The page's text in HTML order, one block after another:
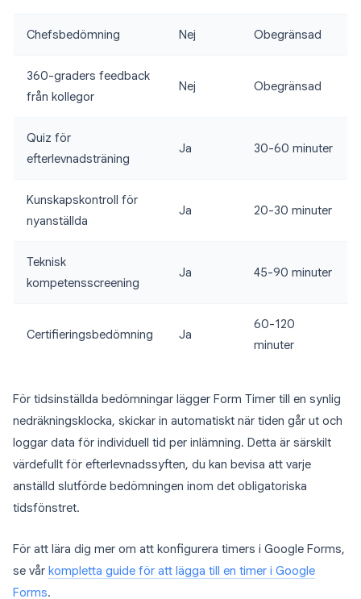
Chefsbedömning Nej Obegränsad
360-graders feedback
från kollegor
Nej Obegränsad
Quiz för
efterlevnadsträning
Ja 30-60 minuter
Kunskapskontroll för
nyanställda
Ja 20-30 minuter
Teknisk
kompetensscreening
Ja 45-90 minuter
Certifieringsbedömning Ja
60-120
minuter
För tidsinställda bedömningar lägger Form Timer till en synlig
nedräkningsklocka, skickar in automatiskt när tiden går ut och
loggar data för individuell tid per inlämning. Detta är särskilt
värdefullt för efterlevnadssyften, du kan bevisa att varje
anställd slutförde bedömningen inom det obligatoriska
tidsfönstret.
För att lära dig mer om att konfigurera timers i Google Forms,
se vår kompletta guide för att lägga till en timer i Google
Forms.